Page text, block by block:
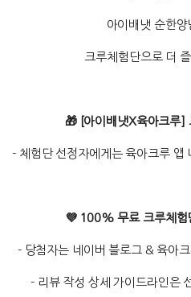
아이배냇 순한
크루체험단으로 더
🎁 [아이배냇X육아크루]
- 체험단 선정자에게는 육아크루 앱
💜 100% 무료 크루체험
- 당첨자는 네이버 블로그 & 육아
- 리뷰 작성 상세 가이드라인은